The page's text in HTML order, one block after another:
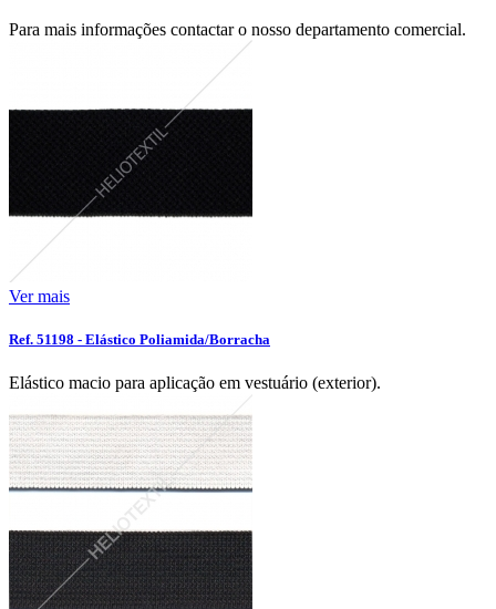
Para mais informações contactar o nosso departamento comercial.
Ver mais
Ref. 51198 - Elástico Poliamida/Borracha
Elástico macio para aplicação em vestuário (exterior).